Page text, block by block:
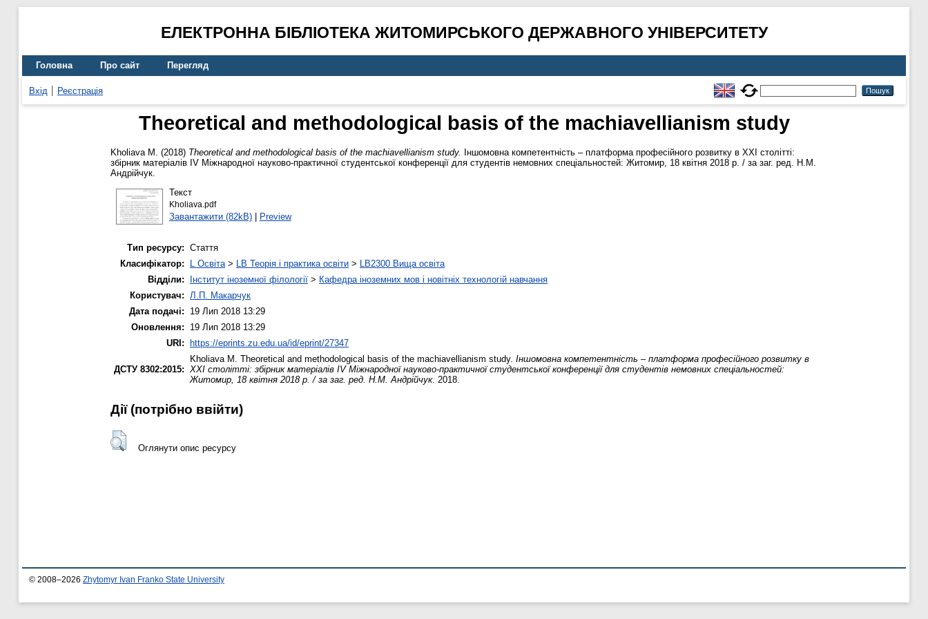
ЕЛЕКТРОННА БІБЛІОТЕКА ЖИТОМИРСЬКОГО ДЕРЖАВНОГО УНІВЕРСИТЕТУ
Головна Про сайт Перегляд
Вхід Реєстрація
Theoretical and methodological basis of the machiavellianism study
Kholiava M. (2018) Theoretical and methodological basis of the machiavellianism study.
Іншомовна компетентність – платформа професійного розвитку в ХХІ столітті:
збірник матеріалів ІV Міжнародної науково-практичної студентської конференції для студентів немовних спеціальностей: Житомир, 18 квітня 2018 р. / за заг. ред. Н.М.
Андрійчук.
Текст
Kholiava.pdf
Завантажити (82kB)| Preview
Тип ресурсу: Стаття
Класифікатор:
L Освіта> LB Теорія і практика освіти > LB2300 Вища освіта
Відділи:
Інститут іноземної філології > Кафедра іноземних мов і новітніх технологій навчання
Користувач: Л.П. Макарчук
Дата подачі:
19 Лип 2018 13:29
Оновлення:
19 Лип 2018 13:29
URI:
https://eprints.zu.edu.ua/id/eprint/27347
ДСТУ 8302:2015:
Kholiava M. Theoretical and methodological basis of the machiavellianism study. Іншомовна компетентність – платформа професійного розвитку в
ХХІ столітті: збірник матеріалів ІV Міжнародної науково-практичної студентської конференції для студентів немовних спеціальностей:
Житомир, 18 квітня 2018 р. / за заг. ред. Н.М. Андрійчук. 2018.
Дії ​​(потрібно ввійти)
Оглянути опис ресурсу
© 2008–2026 Zhytomyr Ivan Franko State University